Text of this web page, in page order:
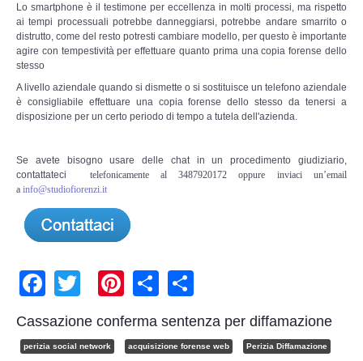
Recupero dati
Prevenzione Frode
CYBER SECURITY
Risk Management
Incident Handling & Response
Vulnerability Assesment & Pen Test
BC & DR
Lo smartphone è il testimone per eccellenza in molti processi, ma rispetto
ai tempi processuali potrebbe danneggiarsi, potrebbe andare smarrito o
distrutto, come del resto potresti cambiare modello, per questo è importante
agire con tempestività per effettuare quanto prima una copia forense dello
stesso
A livello aziendale quando si dismette o si sostituisce un telefono aziendale
è consigliabile effettuare una copia forense dello stesso da tenersi a
disposizione per un certo periodo di tempo a tutela dell'azienda.
Se avete bisogno usare delle chat in un procedimento giudiziario,
contattateci telefonicamente al 3487920172 oppure inviaci un’email
a info@studiofiorenzi.it
Facebook
TwitterPinterest
Share
Cassazione conferma sentenza per diffamazione
perizia social network acquisizione forense web Perizia Diffamazione